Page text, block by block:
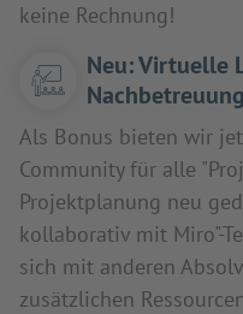
keine Rechnung!
Neu: Virtuelle
Nachbetreuung
Als Bonus bieten wir
Community für alle
Projektplanung neu
kollaborativ mit Miro"-
sich mit anderen
zusätzlichen